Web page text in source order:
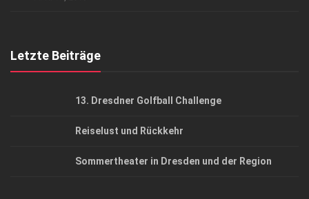
Letzte Beiträge
13. Dresdner Golfball Challenge
Reiselust und Rückkehr
Sommertheater in Dresden und der Region